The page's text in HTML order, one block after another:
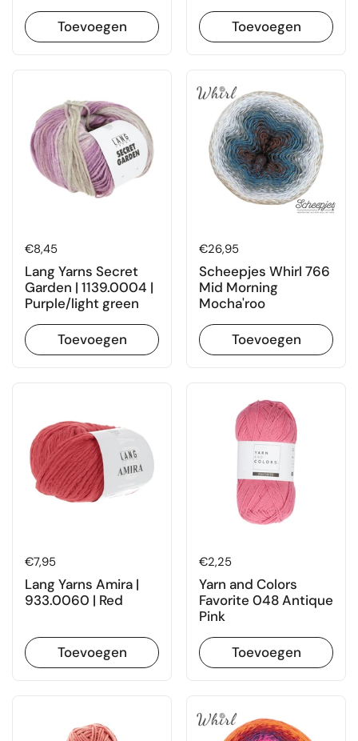
Toevoegen Toevoegen
Prijs:
€8,45
Lang Yarns Secret
Garden | 1139.0004 |
Purple/light green
Toevoegen
Prijs:
€26,95
Scheepjes Whirl 766
Mid Morning
Mocha'roo
Toevoegen
Prijs:
€7,95
Lang Yarns Amira |
933.0060 | Red
Toevoegen
Prijs:
€2,25
Yarn and Colors
Favorite 048 Antique
Pink
Toevoegen